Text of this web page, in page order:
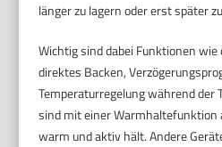
länger zu lagern oder erst später
Wichtig sind dabei Funktionen
direktes Backen,
Temperaturregelung während der
sind mit einer Warmhaltefunktion
warm und aktiv hält. Andere